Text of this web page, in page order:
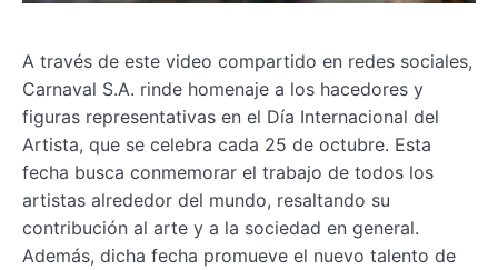
A través de este video compartido en redes sociales,
Carnaval S.A. rinde homenaje a los hacedores y
figuras representativas en el Día Internacional del
Artista, que se celebra cada 25 de octubre. Esta
fecha busca conmemorar el trabajo de todos los
artistas alrededor del mundo, resaltando su
contribución al arte y a la sociedad en general.
Además, dicha fecha promueve el nuevo talento de